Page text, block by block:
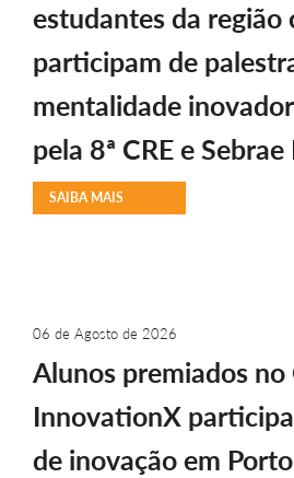
estudantes da região
participam de
mentalidade
pela 8ª CRE e Sebrae
SAIBA MAIS
06 de Agosto de 2026
Alunos premiados no
InnovationX
de inovação em